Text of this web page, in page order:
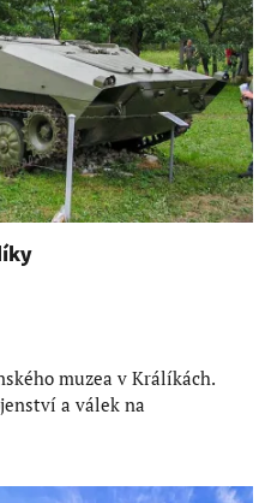
muzea v Králíkách.
a válek na